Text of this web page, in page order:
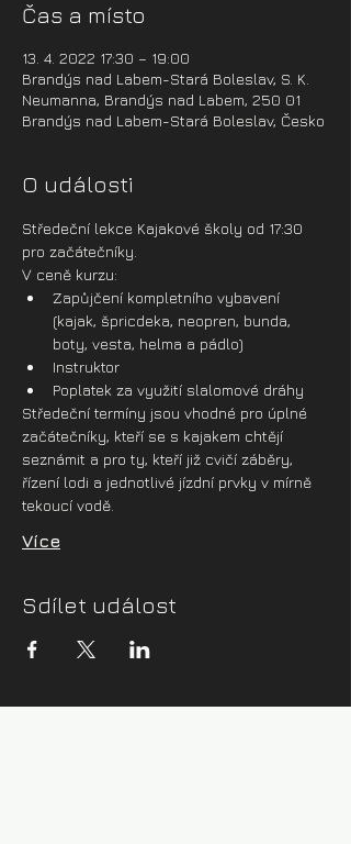
Čas a místo
13. 4. 2022 17:30 – 19:00
Brandýs nad Labem-Stará Boleslav, S. K.
Neumanna, Brandýs nad Labem, 250 01
Brandýs nad Labem-Stará Boleslav, Česko
O události
Středeční lekce Kajakové školy od 17:30
pro začátečníky.
V ceně kurzu:
Zapůjčení kompletního vybavení
(kajak, špricdeka, neopren, bunda,
boty, vesta, helma a pádlo)
Instruktor
Poplatek za využití slalomové dráhy
Středeční termíny jsou vhodné pro úplné
začátečníky, kteří se s kajakem chtějí
seznámit a pro ty, kteří již cvičí záběry,
řízení lodi a jednotlivé jízdní prvky v mírně
tekoucí vodě.
Více
Sdílet událost